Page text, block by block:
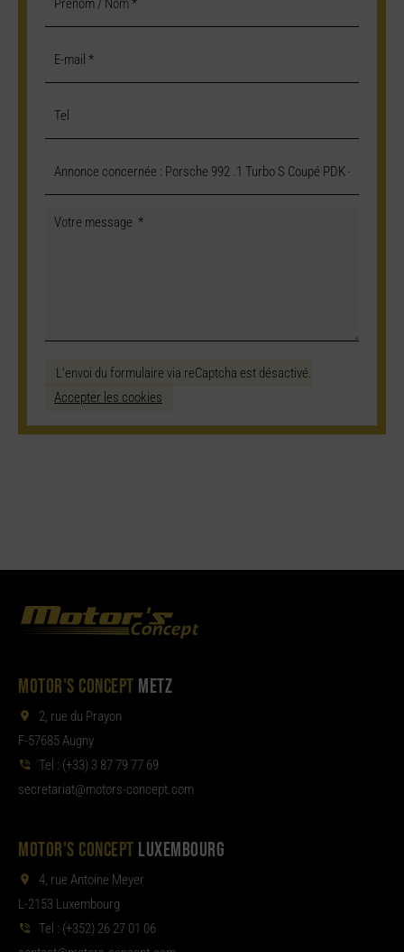
L'envoi du formulaire via reCaptcha est désactivé.
Accepter les cookies
MOTOR'S CONCEPT METZ
2, rue du Prayon
F-57685 Augny
Tel : (+33) 3 87 79 77 69
moc.tpecnoc-sro
tom@tair
aterces
MOTOR'S CONCEPT LUXEMBOURG
4, rue Antoine Meyer
L-2153 Luxembourg
Tel : (+352) 26 27 01 06